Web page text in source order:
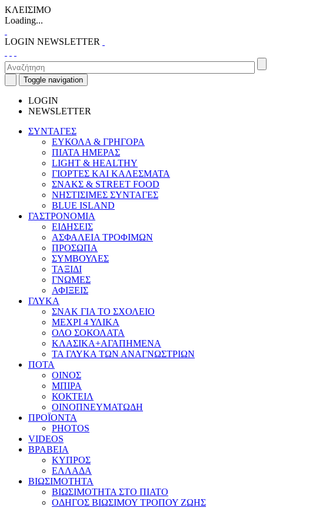
ΚΛΕΙΣΙΜΟ
Loading...
LOGIN NEWSLETTER
Toggle navigation
LOGIN
NEWSLETTER
ΣΥΝΤΑΓΕΣ
ΕΥΚΟΛΑ & ΓΡΗΓΟΡΑ
ΠΙΑΤΑ ΗΜΕΡΑΣ
LIGHT & HEALTHY
ΓΙΟΡΤΕΣ ΚΑΙ ΚΑΛΕΣΜΑΤΑ
ΣΝΑΚΣ & STREET FOOD
ΝΗΣΤΙΣΙΜΕΣ ΣΥΝΤΑΓΕΣ
BLUE ISLAND
ΓΑΣΤΡΟΝΟΜΙΑ
ΕΙΔΗΣΕΙΣ
ΑΣΦΑΛΕΙΑ ΤΡΟΦΙΜΩΝ
ΠΡΟΣΩΠΑ
ΣΥΜΒΟΥΛΕΣ
ΤΑΞΙΔΙ
ΓΝΩΜΕΣ
ΑΦΙΞΕΙΣ
ΓΛΥΚΑ
ΣΝΑΚ ΓΙΑ ΤΟ ΣΧΟΛΕΙΟ
ΜΕΧΡΙ 4 ΥΛΙΚΑ
ΟΛΟ ΣΟΚΟΛΑΤΑ
ΚΛΑΣΙΚΑ+ΑΓΑΠΗΜΕΝΑ
ΤΑ ΓΛΥΚΑ ΤΩΝ ΑΝΑΓΝΩΣΤΡΙΩΝ
ΠΟΤΑ
ΟΙΝΟΣ
ΜΠΙΡΑ
ΚΟΚΤΕΙΛ
ΟΙΝΟΠΝΕΥΜΑΤΩΔΗ
ΠΡΟΪΟΝΤΑ
PHOTOS
VIDEOS
ΒΡΑΒΕΙΑ
ΚΥΠΡΟΣ
ΕΛΛΑΔΑ
ΒΙΩΣΙΜΟΤΗΤΑ
ΒΙΩΣΙΜΟΤΗΤΑ ΣΤΟ ΠΙΑΤΟ
ΟΔΗΓΟΣ ΒΙΩΣΙΜΟΥ ΤΡΟΠΟΥ ΖΩΗΣ